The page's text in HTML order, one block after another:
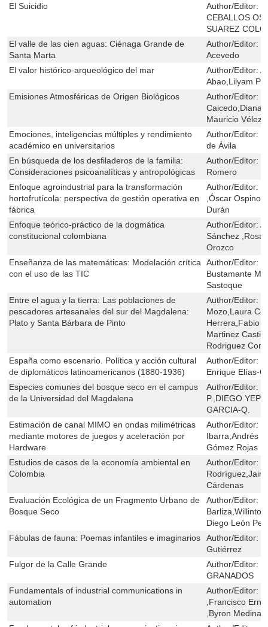
El Suicidio Author/Editor:
CEBALLOS
SUAREZ
El valle de las cien aguas: Ciénaga Grande de
Santa Marta
Author/Editor:
Acevedo
El valor histórico-arqueológico del mar
Author/Editor:
Abao,Lilyam
Emisiones Atmosféricas de Origen Biológicos
Author/Editor:
Caicedo,Diana
Mauricio Vélez-
Emociones, inteligencias múltiples y rendimiento
académico en universitarios
Author/Editor:
de Ávila
En búsqueda de los desfiladeros de la familia:
Consideraciones psicoanalíticas y antropológicas
Author/Editor:
Romero
Enfoque agroindustrial para la transformación
hortofrutícola: perspectiva de gestión operativa en
fábrica
Author/Editor:
,Óscar Ospino
Durán
Enfoque teórico-práctico de la dogmática
constitucional colombiana
Author/Editor:
Sánchez
Orozco
Enseñanza de las matemáticas: Modelación crítica
con el uso de las TIC
Author/Editor:
Bustamante
Sastoque
Entre el agua y la tierra: Las poblaciones de
pescadores artesanales del sur del Magdalena:
Plato y Santa Bárbara de Pinto
Author/Editor:
Mozo,Laura
Herrera,Fabio
Martinez
Rodriguez
España como escenario. Política y acción cultural
de diplomáticos latinoamericanos (1880-1936)
Author/Editor:
Enrique Elías-
Especies comunes del bosque seco en el campus
de la Universidad del Magdalena
Author/Editor:
P.,DIEGO
GARCIA-Q.
Estimación de canal MIMO en ondas milimétricas
mediante motores de juegos y aceleración por
Hardware
Author/Editor:
Ibarra,Andrés
Gómez Rojas
Estudios de casos de la economía ambiental en
Colombia
Author/Editor:
Cárdenas
Evaluación Ecológica de un Fragmento Urbano de
Bosque Seco
Author/Editor:
Diego León
Fábulas de fauna: Poemas infantiles e imaginarios
Author/Editor:
Gutiérrez
Fulgor de la Calle Grande
Author/Editor:
GRANADOS
Fundamentals of industrial communications in
automation
Author/Editor:
,Francisco
,Byron Medina